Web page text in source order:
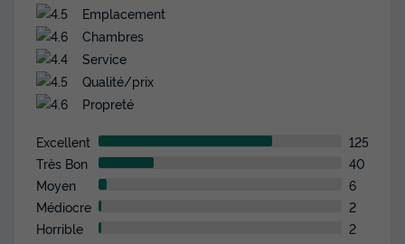
Voir les disponibilités
MOBILHOME 6 personnes - PREMIUM -
Emplacement
Chambres
Service
Qualité/prix
Propreté
Excellent
125
Très Bon
40
Moyen
6
Médiocre
2
Horrible
2